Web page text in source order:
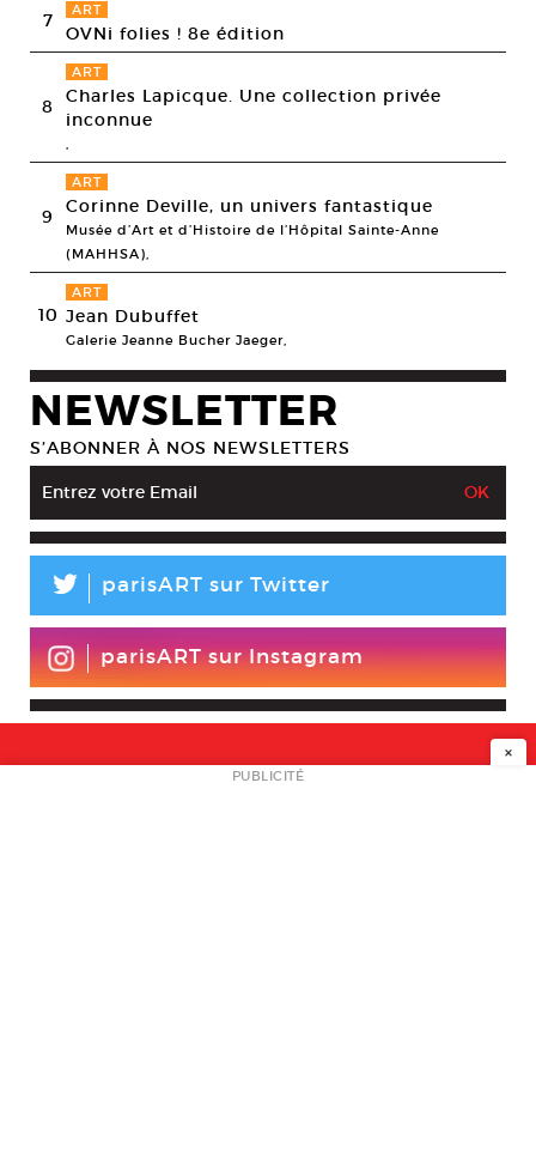
7 ART
OVNi folies ! 8e édition
8
ART
Charles Lapicque. Une collection privée
inconnue
,
9
ART
Corinne Deville, un univers fantastique
Musée d’Art et d’Histoire de l’Hôpital Sainte-Anne
(MAHHSA),
10
ART
Jean Dubuffet
Galerie Jeanne Bucher Jaeger,
NEWSLETTER
S’ABONNER À NOS NEWSLETTERS
L parisART sur Twitter
parisART sur Instagram
NEWSLETTER
×
PUBLICITÉ